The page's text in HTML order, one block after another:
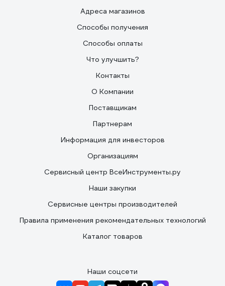
Адреса магазинов
Способы получения
Способы оплаты
Что улучшить?
Контакты
О Компании
Поставщикам
Партнерам
Информация для инвесторов
Организациям
Сервисный центр ВсеИнструменты.ру
Наши закупки
Сервисные центры производителей
Правила применения рекомендательных технологий
Каталог товаров
Наши соцсети